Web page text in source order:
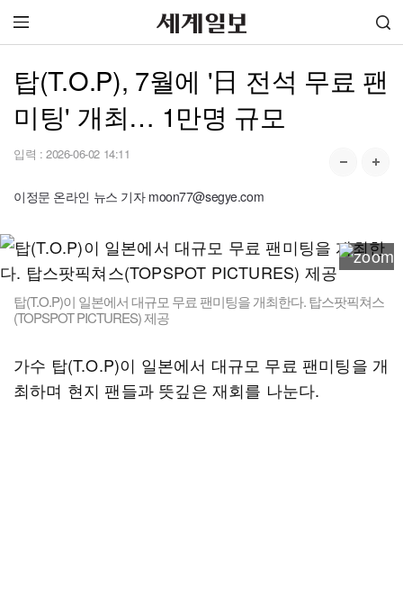
탑(T.O.P), 7월에 '日 전석 무료 팬
미팅' 개최… 1만명 규모
입력 : 2026-06-02 14:11
이정문 온라인 뉴스 기자 moon77@segye.com
탑(T.O.P)이 일본에서 대규모 무료 팬미팅을 개최한다. 탑스팟픽쳐스
(TOPSPOT PICTURES) 제공
가수 탑(T.O.P)이 일본에서 대규모 무료 팬미팅을 개
최하며 현지 팬들과 뜻깊은 재회를 나눈다.